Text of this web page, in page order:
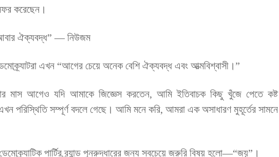
করেছেন।
আবার ঐক্যবদ্ধ” — নিউজম
এখন “আগের চেয়ে অনেক বেশি ঐক্যবদ্ধ এবং আত্মবিশ্বাসী।”
মাস আগেও যদি আমাকে জিজ্ঞেস করতেন, আমি ইতিবাচক কিছু খুঁজে পেতে কষ্ট
পরিস্থিতি সম্পূর্ণ বদলে গেছে। আমি মনে করি, আমরা এক অসাধারণ মুহূর্তের সামনে
পার্টির ব্র্যান্ড পুনরুদ্ধারের জন্য সবচেয়ে জরুরি বিষয় হলো—“জয়”।